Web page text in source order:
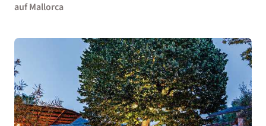
auf Mallorca